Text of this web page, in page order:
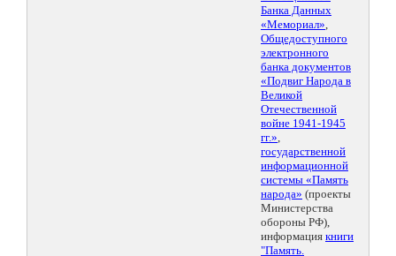
Банка Данных
«Мемориал»,
Общедоступного
электронного
банка документов
«Подвиг Народа в
Великой
Отечественной
войне 1941-1945
гг.»,
государственной
информационной
системы «Память
народа» (проекты
Министерства
обороны РФ),
информация книги
"Память.